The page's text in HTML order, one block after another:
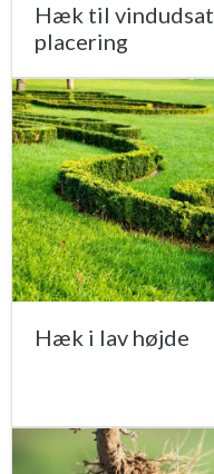
Hæk til vindudsat
placering
Hæk i lav højde